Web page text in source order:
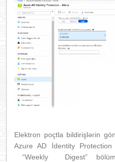
Elektron poçtla bildirişlərin
Azure AD İdentity
“Weekly Digest”